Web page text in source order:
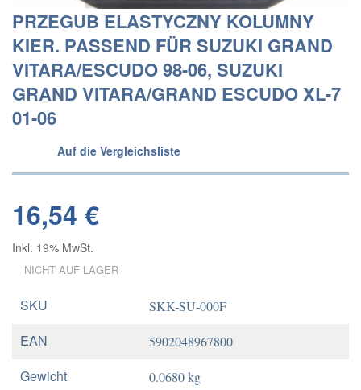
PRZEGUB ELASTYCZNY KOLUMNY
KIER. PASSEND FÜR SUZUKI GRAND
VITARA/ESCUDO 98-06, SUZUKI
GRAND VITARA/GRAND ESCUDO XL-7
01-06
Auf die Vergleichsliste
16,54 €
Inkl. 19% MwSt.
NICHT AUF LAGER
SKU SKK-SU-000F
EAN 5902048967800
Gewicht 0.0680 kg